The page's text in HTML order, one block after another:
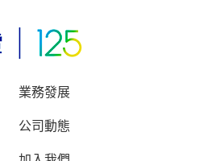
業務發展
公司動態